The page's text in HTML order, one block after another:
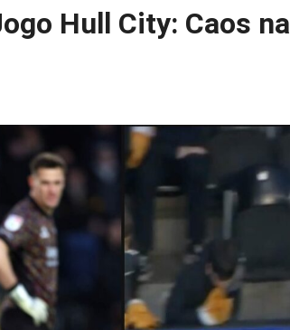
Hull City: Caos na